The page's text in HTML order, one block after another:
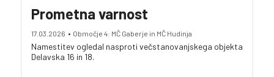
Prometna varnost
17.03.2026 • Območje 4: MČ Gaberje in MČ Hudinja
Namestitev ogledal nasproti večstanovanjskega objekta
Delavska 16 in 18.